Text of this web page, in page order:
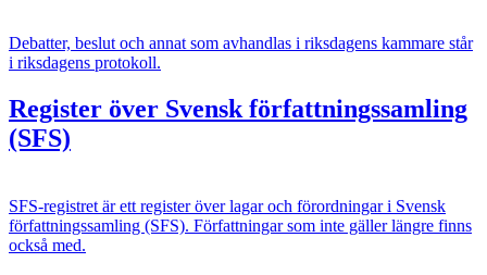
Debatter, beslut och annat som avhandlas i riksdagens kammare står
i riksdagens protokoll.
Register över Svensk författningssamling
(SFS)
SFS-registret är ett register över lagar och förordningar i Svensk
författningssamling (SFS). Författningar som inte gäller längre finns
också med.